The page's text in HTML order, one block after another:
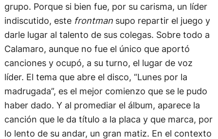
grupo. Porque si bien fue, por su carisma, un líder
indiscutido, este frontman supo repartir el juego y
darle lugar al talento de sus colegas. Sobre todo a
Calamaro, aunque no fue el único que aportó
canciones y ocupó, a su turno, el lugar de voz
líder. El tema que abre el disco, “Lunes por la
madrugada”, es el mejor comienzo que se le pudo
haber dado. Y al promediar el álbum, aparece la
canción que le da título a la placa y que marca, por
lo lento de su andar, un gran matiz. En el contexto